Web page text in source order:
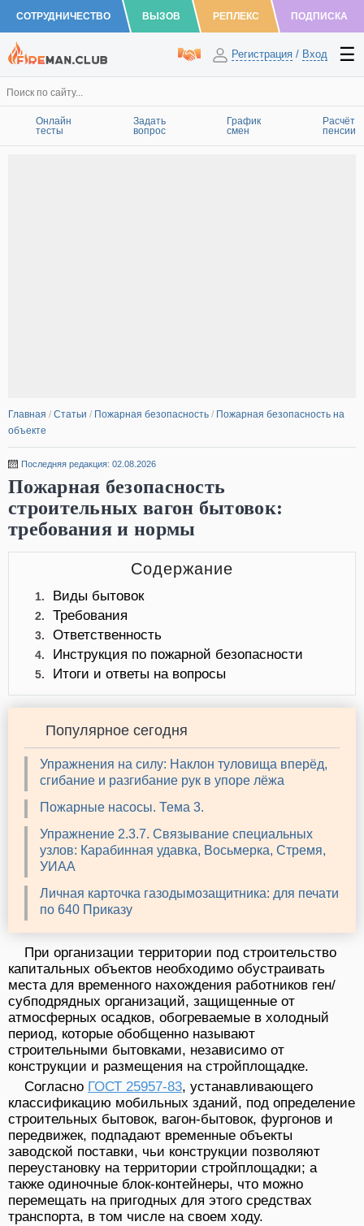
СОТРУДНИЧЕСТВО ВЫЗОВ РЕПЛЕКС ПОДПИСКА
Регистрация / Вход
Онлайн
тесты
Задать
вопрос
График
смен
Расчёт
пенсии
Главная / Статьи / Пожарная безопасность / Пожарная безопасность на
объекте
Последняя редакция: 02.08.2026
Пожарная безопасность
строительных вагон бытовок:
требования и нормы
Содержание
1. Виды бытовок
2. Требования
3. Ответственность
4. Инструкция по пожарной безопасности
5. Итоги и ответы на вопросы
Популярное сегодня
Упражнения на силу: Наклон туловища вперёд,
сгибание и разгибание рук в упоре лёжа
Пожарные насосы. Тема 3.
Упражнение 2.3.7. Связывание специальных
узлов: Карабинная удавка, Восьмерка, Стремя,
УИАА
Личная карточка газодымозащитника: для печати
по 640 Приказу
При организации территории под строительство
капитальных объектов необходимо обустраивать
места для временного нахождения работников ген/
субподрядных организаций, защищенные от
атмосферных осадков, обогреваемые в холодный
период, которые обобщенно называют
строительными бытовками, независимо от
конструкции и размещения на стройплощадке.
Согласно ГОСТ 25957-83, устанавливающего
классификацию мобильных зданий, под определение
строительных бытовок, вагон-бытовок, фургонов и
передвижек, подпадают временные объекты
заводской поставки, чьи конструкции позволяют
переустановку на территории стройплощадки; а
также одиночные блок-контейнеры, что можно
перемещать на пригодных для этого средствах
транспорта, в том числе на своем ходу.